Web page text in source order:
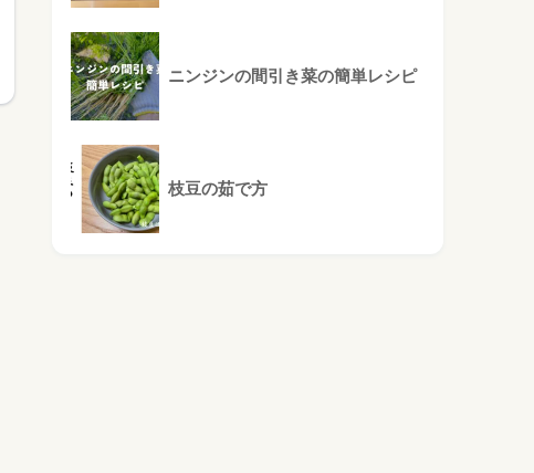
ニンジンの間引き菜の簡単レシピ
枝豆の茹で方